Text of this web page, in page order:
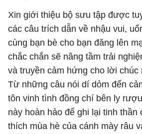
Xin giới thiệu bộ sưu tập được
các câu trích dẫn về nhậu vui,
cùng bạn bè cho bạn đăng lên
chắc chắn sẽ nâng tầm trải
và truyền cảm hứng cho lời chúc
Từ những câu nói dí dỏm đến
tôn vinh tình đồng chí bên ly
này hoàn hảo để ghi lại tinh thần
thích mùa hè của cánh mày râu